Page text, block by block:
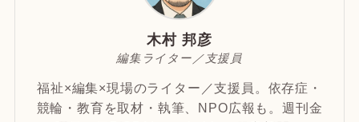
木村 邦彦
編集ライター／支援員
福祉×編集×現場のライター／支援員。依存症・
競輪・教育を取材・執筆、NPO広報も。週刊金